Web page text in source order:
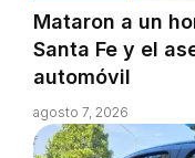
Mataron a un
Santa Fe y el
automóvil
agosto 7, 2026